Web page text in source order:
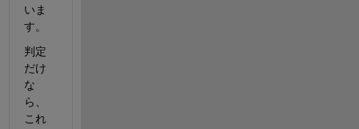
いま
す。
判定
だけ
な
ら、
これ